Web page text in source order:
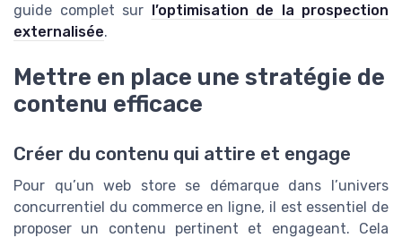
guide complet sur
l’optimisation de la prospection
externalisée.
Mettre en place une stratégie de
contenu efficace
Créer du contenu qui attire et engage
Pour qu’un web store se démarque dans l’univers
concurrentiel du commerce en ligne, il est essentiel de
proposer un contenu pertinent et engageant. Cela